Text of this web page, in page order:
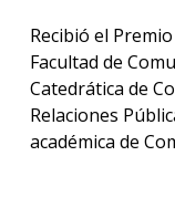
Recibió el
Facultad de
Catedrática de
Relaciones
académica de